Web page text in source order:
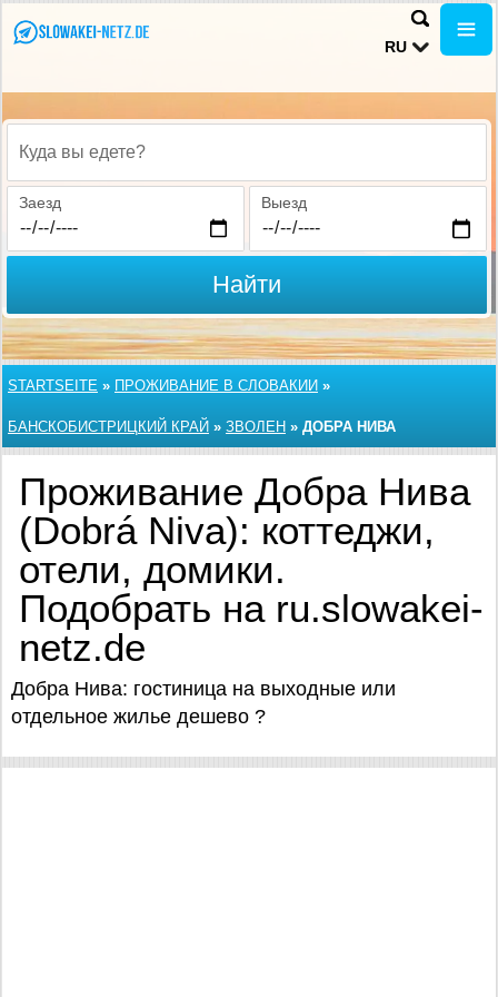
RU
Куда вы едете?
Заезд Выезд
Найти
STARTSEITE » ПРОЖИВАНИЕ В СЛОВАКИИ »
БАНСКОБИСТРИЦКИЙ КРАЙ » ЗВОЛЕН » ДОБРА НИВА
Проживание Добра Нива
(Dobrá Niva): коттеджи,
отели, домики.
Подобрать на ru.slowakei-
netz.de
Добра Нива: гостиница на выходные или
отдельное жилье дешево ?